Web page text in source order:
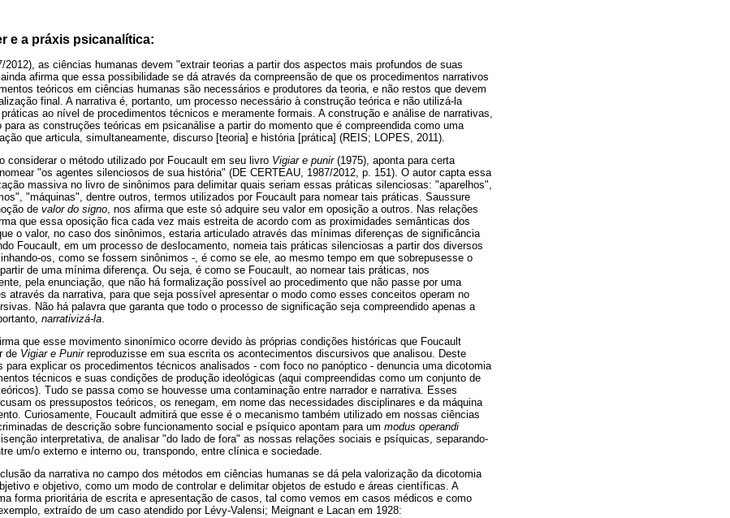
e a práxis psicanalítica:
2012), as ciências humanas devem "extrair teorias a partir dos aspectos mais profundos de suas
afirma que essa possibilidade se dá através da compreensão de que os procedimentos narrativos
teóricos em ciências humanas são necessários e produtores da teoria, e não restos que devem
final. A narrativa é, portanto, um processo necessário à construção teórica e não utilizá-la
ao nível de procedimentos técnicos e meramente formais. A construção e análise de narrativas,
para as construções teóricas em psicanálise a partir do momento que é compreendida como uma
que articula, simultaneamente, discurso [teoria] e história [prática] (REIS; LOPES, 2011).
considerar o método utilizado por Foucault em seu livro Vigiar e punir(1975), aponta para certa
"os agentes silenciosos de sua história" (DE CERTEAU, 1987/2012, p. 151). O autor capta essa
massiva no livro de sinônimos para delimitar quais seriam essas práticas silenciosas: "aparelhos",
"máquinas", dentre outros, termos utilizados por Foucault para nomear tais práticas. Saussure
de valor do signo , nos afirma que este só adquire seu valor em oposição a outros. Nas relações
que essa oposição fica cada vez mais estreita de acordo com as proximidades semânticas dos
o valor, no caso dos sinônimos, estaria articulado através das mínimas diferenças de significância
Foucault, em um processo de deslocamento, nomeia tais práticas silenciosas a partir dos diversos
os, como se fossem sinônimos -, é como se ele, ao mesmo tempo em que sobrepusesse o
de uma mínima diferença. Ou seja, é como se Foucault, ao nomear tais práticas, nos
pela enunciação, que não há formalização possível ao procedimento que não passe por uma
através da narrativa, para que seja possível apresentar o modo como esses conceitos operam no
Não há palavra que garanta que todo o processo de significação seja compreendido apenas a
narrativizá-la
que esse movimento sinonímico ocorre devido às próprias condições históricas que Foucault
de Vigiar e Punirreproduzisse em sua escrita os acontecimentos discursivos que analisou. Deste
para explicar os procedimentos técnicos analisados - com foco no panóptico - denuncia uma dicotomia
técnicos e suas condições de produção ideológicas (aqui compreendidas como um conjunto de
Tudo se passa como se houvesse uma contaminação entre narrador e narrativa. Esses
os pressupostos teóricos, os renegam, em nome das necessidades disciplinares e da máquina
Curiosamente, Foucault admitirá que esse é o mecanismo também utilizado em nossas ciências
de descrição sobre funcionamento social e psíquico apontam para um modus operandi
interpretativa, de analisar "do lado de fora" as nossas relações sociais e psíquicas, separando-
um/o externo e interno ou, transpondo, entre clínica e sociedade.
da narrativa no campo dos métodos em ciências humanas se dá pela valorização da dicotomia
e objetivo, como um modo de controlar e delimitar objetos de estudo e áreas científicas. A
forma prioritária de escrita e apresentação de casos, tal como vemos em casos médicos e como
extraído de um caso atendido por Lévy-Valensi; Meignant e Lacan em 1928: